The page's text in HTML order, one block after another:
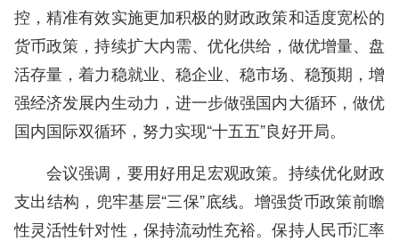
控，精准有效实施更加积极的财政政策和适度宽松的
货币政策，持续扩大内需、优化供给，做优增量、盘
活存量，着力稳就业、稳企业、稳市场、稳预期，增
强经济发展内生动力，进一步做强国内大循环，做优
国内国际双循环，努力实现“十五五”良好开局。
会议强调，要用好用足宏观政策。持续优化财政
支出结构，兜牢基层“三保”底线。增强货币政策前瞻
性灵活性针对性，保持流动性充裕。保持人民币汇率